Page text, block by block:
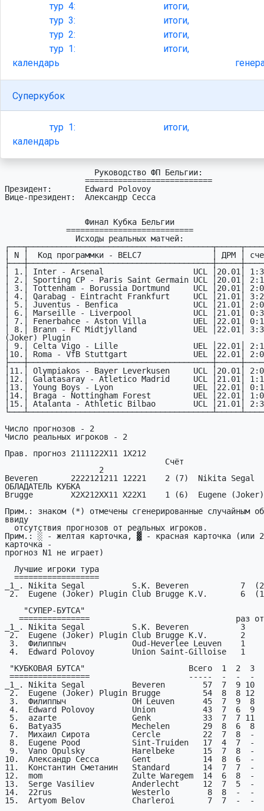
тур4:
итоги,
тур3:
итоги,
тур2:
итоги,
тур1:
итоги,
календарь
Суперкубок
тур1:
итоги,
календарь
Президент:       Edward Polovoy
Вице-президент:  Александр Сесса
│ N │  Код пpогpаммки - BELC7               │ ДPМ │
│ 1.│ Inter - Arsenal                   UCL │20.01│ 1:3
│ 2.│ Sporting CP - Paris Saint Germain UCL │20.01│
│ 3.│ Tottenham - Borussia Dortmund     UCL │20.01│
│ 4.│ Qarabag - Eintracht Frankfurt     UCL │21.01│
│ 5.│ Juventus - Benfica                UCL │21.01│
│ 6.│ Marseille - Liverpool             UCL │21.01│
│ 7.│ Fenerbahce - Aston Villa          UEL │22.01│
│ 8.│ Brann - FC Midtjylland            UEL │22.01│
(Joker) Plugin
│ 9.│ Celta Vigo - Lille                UEL │22.01│
│10.│ Roma - VfB Stuttgart              UEL │22.01│
│11.│ Olympiakos - Bayer Leverkusen     UCL │20.01│
│12.│ Galatasaray - Atletico Madrid     UCL │21.01│
│13.│ Young Boys - Lyon                 UEL │22.01│
│14.│ Braga - Nottingham Forest         UEL │22.01│
│15.│ Atalanta - Athletic Bilbao        UCL │21.01│
Число прогнозов - 2
Число реальных игроков - 2
Прав. прогноз 2111122X11 1X212
Beveren       2222121211 12221    2 (7)  Nikita Segal
ОБЛАДАТЕЛЬ КУБКА
Brugge        X2X212XX11 X22X1    1 (6)  Eugene
Прим.: знаком (*) отмечены сгенерированные случайным
ввиду
Прим.: ░ - желтая карточка, ▓ - красная карточка (или
карточка -
прогноз N1 не играет)
_1_. Nikita Segal          S.K. Beveren           7
_1_. Nikita Segal          S.K. Beveren           3
_1_. Nikita Segal          Beveren        57  7  9 10
10.  Александр Сесса       Gent           14  8  6
11.  Константин Сметанин   Standard       14  7
12.  mom                   Zulte Waregem  14  6  8
13.  Serge Vasiliev        Anderlecht     12  7  5
14.  22rus                 Westerlo        8  8  -
15.  Artyom Belov          Charleroi       7  7  -